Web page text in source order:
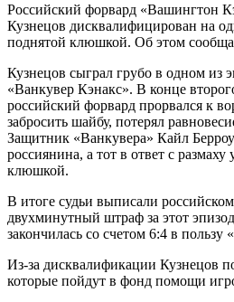
Российский форвард «Вашингтон
Кузнецов дисквалифицирован на
поднятой клюшкой. Об этом
Кузнецов сыграл грубо в одном из
«Ванкувер Кэнакс». В конце
российский форвард прорвался к
забросить шайбу, потерял
Защитник «Ванкувера» Кайл
россиянина, а тот в ответ с
клюшкой.
В итоге судьи выписали
двухминутный штраф за этот
закончилась со счетом 6:4 в пользу
Из-за дисквалификации Кузнецов
которые пойдут в фонд помощи